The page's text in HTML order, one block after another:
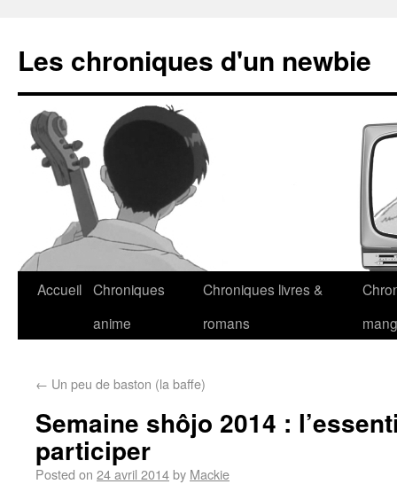
Les chroniques d'un newbie
Accueil Chroniques
anime
Chroniques livres &
romans
← Un peu de baston (la baffe)
Semaine shôjo 2014 :
participer
Posted on 24 avril 2014by Mackie